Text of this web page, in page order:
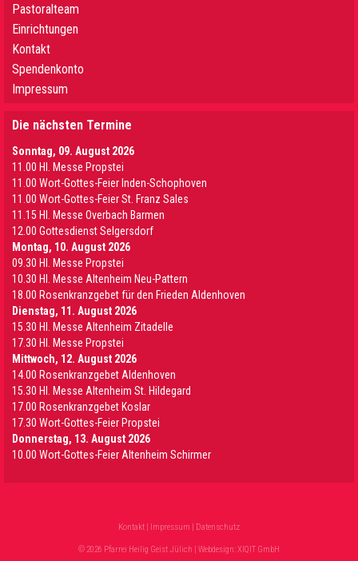
Pastoralteam
Einrichtungen
Kontakt
Spendenkonto
Impressum
Die nächsten Termine
Sonntag, 09. August 2026
11.00 Hl. Messe Propstei
11.00 Wort-Gottes-Feier Inden-Schophoven
11.00 Wort-Gottes-Feier St. Franz Sales
11.15 Hl. Messe Overbach Barmen
12.00 Gottesdienst Selgersdorf
Montag, 10. August 2026
09.30 Hl. Messe Propstei
10.30 Hl. Messe Altenheim Neu-Pattern
18.00 Rosenkranzgebet für den Frieden Aldenhoven
Dienstag, 11. August 2026
15.30 Hl. Messe Altenheim Zitadelle
17.30 Hl. Messe Propstei
Mittwoch, 12. August 2026
14.00 Rosenkranzgebet Aldenhoven
15.30 Hl. Messe Altenheim St. Hildegard
17.00 Rosenkranzgebet Koslar
17.30 Wort-Gottes-Feier Propstei
Donnerstag, 13. August 2026
10.00 Wort-Gottes-Feier Altenheim Schirmer
Kontakt | Impressum | Datenschutz
© 2026 Pfarrei Heilig Geist Jülich | Webdesign:XIQIT GmbH